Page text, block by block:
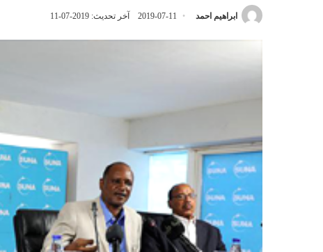
ابراهيم احمد 2019-07-11 آخر تحديث: 2019-07-11